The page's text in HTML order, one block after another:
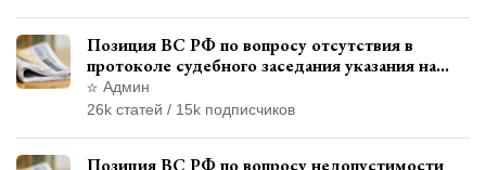
Позиция ВС РФ по вопросу отсутствия в
протоколе судебного заседания указания на
возможность выступления в прениях сторон
при наличии аудиозаписи
Админ
26k статей / 15k подписчиков
Позиция ВС РФ по вопросу недопустимости